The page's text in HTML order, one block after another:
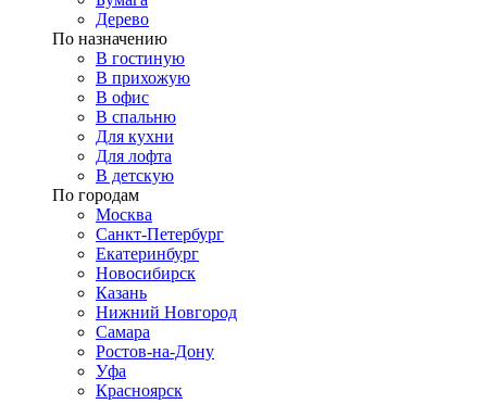
Дерево
По назначению
В гостиную
В прихожую
В офис
В спальню
Для кухни
Для лофта
В детскую
По городам
Москва
Санкт-Петербург
Екатеринбург
Новосибирск
Казань
Нижний Новгород
Самара
Ростов-на-Дону
Уфа
Красноярск